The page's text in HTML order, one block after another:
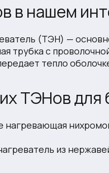
в нашем
(ТЭН) —
трубка с
тепло
ТЭНов для
нагревающая
из